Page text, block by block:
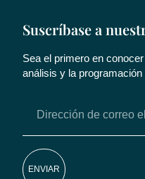
Suscríbase a
Sea el primero en
análisis y la
ENVIAR